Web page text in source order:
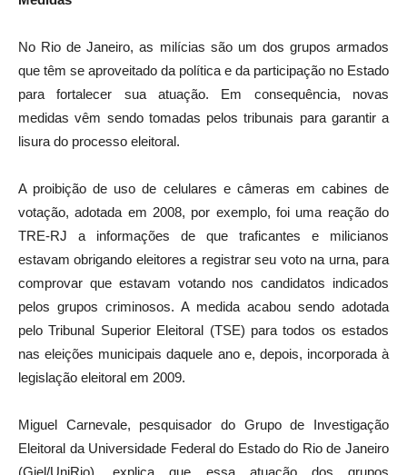
No Rio de Janeiro, as milícias são um dos grupos armados
que têm se aproveitado da política e da participação no Estado
para fortalecer sua atuação. Em consequência, novas
medidas vêm sendo tomadas pelos tribunais para garantir a
lisura do processo eleitoral.
A proibição de uso de celulares e câmeras em cabines de
votação, adotada em 2008, por exemplo, foi uma reação do
TRE-RJ a informações de que traficantes e milicianos
estavam obrigando eleitores a registrar seu voto na urna, para
comprovar que estavam votando nos candidatos indicados
pelos grupos criminosos. A medida acabou sendo adotada
pelo Tribunal Superior Eleitoral (TSE) para todos os estados
nas eleições municipais daquele ano e, depois, incorporada à
legislação eleitoral em 2009.
Miguel Carnevale, pesquisador do Grupo de Investigação
Eleitoral da Universidade Federal do Estado do Rio de Janeiro
(Giel/UniRio), explica que essa atuação dos grupos